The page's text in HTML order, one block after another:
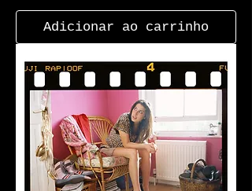
Adicionar ao carrinho